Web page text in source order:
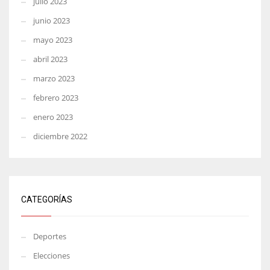
junio 2023
mayo 2023
abril 2023
marzo 2023
febrero 2023
enero 2023
diciembre 2022
CATEGORÍAS
Deportes
Elecciones